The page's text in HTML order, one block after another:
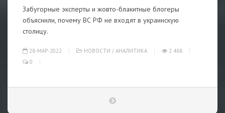
Забугорные эксперты и жовто-блакитные блогеры
объяснили, почему ВС РФ не входят в украинскую
столицу.
28-МАР-2022 НОВОСТИ / АНАЛИТИКА
2 468
0